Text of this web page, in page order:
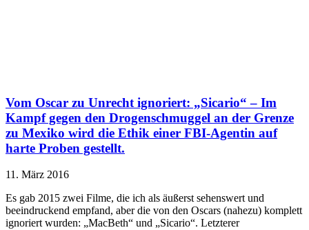
Vom Oscar zu Unrecht ignoriert: „Sicario“ – Im
Kampf gegen den Drogenschmuggel an der Grenze
zu Mexiko wird die Ethik einer FBI-Agentin auf
harte Proben gestellt.
11. März 2016
Es gab 2015 zwei Filme, die ich als äußerst sehenswert und
beeindruckend empfand, aber die von den Oscars (nahezu) komplett
ignoriert wurden: „MacBeth“ und „Sicario“. Letzterer